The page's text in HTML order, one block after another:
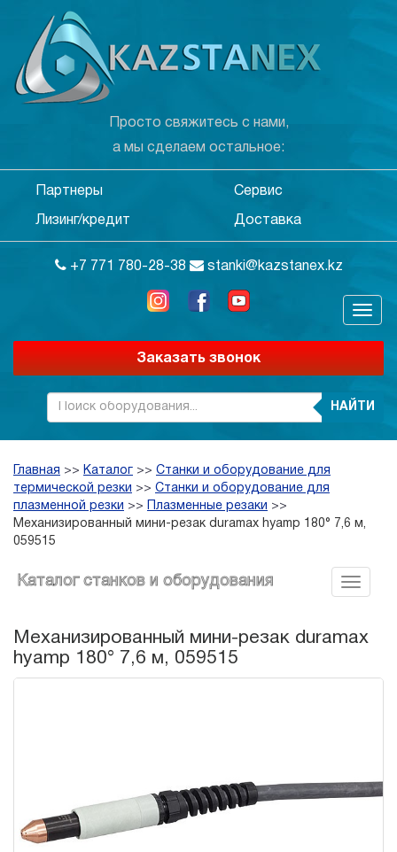
Просто свяжитесь с нами,
а мы сделаем остальное:
Партнеры Сервис
Лизинг/кредит Доставка
+7 771 780-28-38 stanki@kazstanex.kz
Заказать звонок
НАЙТИ
Главная >> Каталог >> Станки и оборудование для
термической резки >> Станки и оборудование для
плазменной резки >> Плазменные резаки >>
Механизированный мини-резак duramax hyamp 180° 7,6 м,
059515
Каталог станков и оборудования
Механизированный мини-резак duramax
hyamp 180° 7,6 м, 059515